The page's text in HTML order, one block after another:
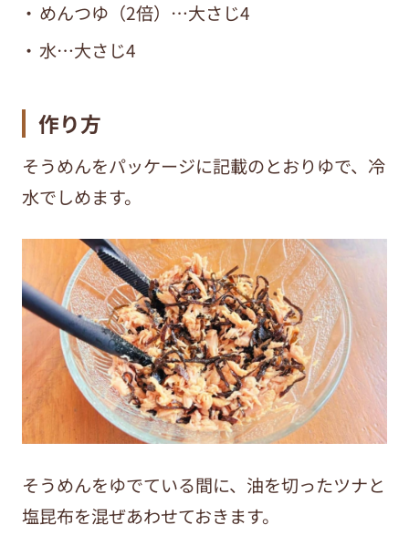
めんつゆ（2倍）…大さじ4
水…大さじ4
作り方
そうめんをパッケージに記載のとおりゆで、冷
水でしめます。
そうめんをゆでている間に、油を切ったツナと
塩昆布を混ぜあわせておきます。